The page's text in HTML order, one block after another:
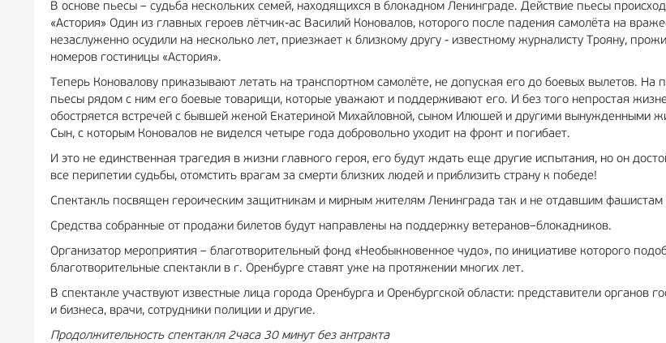
В основе пьесы – судьба нескольких семей, находящихся в блокадном Ленинграде. Действие пьесы
«Астория» Один из главных героев лётчик-ас Василий Коновалов, которого после падения самолёта на
незаслуженно осудили на несколько лет, приезжает к близкому другу - известному журналисту Трояну,
номеров гостиницы «Астория».
Теперь Коновалову приказывают летать на транспортном самолёте, не допуская его до боевых вылетов. На
пьесы рядом с ним его боевые товарищи, которые уважают и поддерживают его. И без того непростая
обостряется встречей с бывшей женой Екатериной Михайловной, сыном Илюшей и другими вынужденными
Сын, с которым Коновалов не виделся четыре года добровольно уходит на фронт и погибает.
И это не единственная трагедия в жизни главного героя, его будут ждать еще другие испытания, но он
все перипетии судьбы, отомстить врагам за смерти близких людей и приблизить страну к победе!
Спектакль посвящен героическим защитникам и мирным жителям Ленинграда так и не отдавшим фашистам
Средства собранные от продажи билетов будут направлены на поддержку ветеранов–блокадников.
Организатор мероприятия – благотворительный фонд «Необыкновенное чудо», по инициативе которого
благотворительные спектакли в г. Оренбурге ставят уже на протяжении многих лет.
В спектакле участвуют известные лица города Оренбурга и Оренбургской области: представители органов
и бизнеса, врачи, сотрудники полиции и другие.
Продолжительность спектакля 2часа 30 минут без антракта